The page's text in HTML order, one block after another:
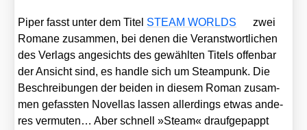
Piper fasst unter dem Titel STEAM WORLDS
zwei
Roma­ne zusam­men, bei denen die Ver­anst­wort­li­chen
des Ver­lags ange­sichts des gewähl­ten Titels offen­bar
der Ansicht sind, es hand­le sich um Steam­punk. Die
Beschrei­bun­gen der bei­den in die­sem Roman zusam­
men gefass­ten Novel­las las­sen aller­dings etwas ande­
res ver­mu­ten… Aber schnell »Steam« drauf­ge­pappt